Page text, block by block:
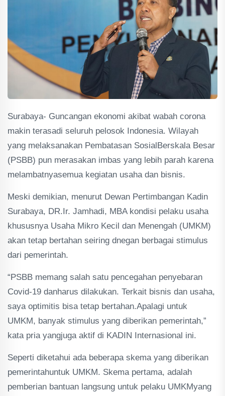
Surabaya- Guncangan ekonomi akibat wabah corona
makin terasadi seluruh pelosok Indonesia. Wilayah
yang melaksanakan Pembatasan SosialBerskala Besar
(PSBB) pun merasakan imbas yang lebih parah karena
melambatnyasemua kegiatan usaha dan bisnis.
Meski demikian, menurut Dewan Pertimbangan Kadin
Surabaya, DR.Ir. Jamhadi, MBA kondisi pelaku usaha
khususnya Usaha Mikro Kecil dan Menengah (UMKM)
akan tetap bertahan seiring dnegan berbagai stimulus
dari pemerintah.
“PSBB memang salah satu pencegahan penyebaran
Covid-19 danharus dilakukan. Terkait bisnis dan usaha,
saya optimitis bisa tetap bertahan.Apalagi untuk
UMKM, banyak stimulus yang diberikan pemerintah,”
kata pria yangjuga aktif di KADIN Internasional ini.
Seperti diketahui ada beberapa skema yang diberikan
pemerintahuntuk UMKM. Skema pertama, adalah
pemberian bantuan langsung untuk pelaku UMKMyang